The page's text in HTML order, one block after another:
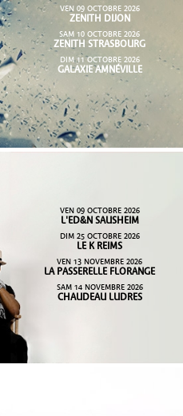
VEN 09 OCTOBRE 2026
ZENITH DIJON
SAM 10 OCTOBRE 2026
ZENITH STRASBOURG
DIM 11 OCTOBRE 2026
GALAXIE AMNÉVILLE
VEN 09 OCTOBRE 2026
L'ED&N SAUSHEIM
DIM 25 OCTOBRE 2026
LE K REIMS
VEN 13 NOVEMBRE 2026
LA PASSERELLE FLORANGE
SAM 14 NOVEMBRE 2026
CHAUDEAU LUDRES